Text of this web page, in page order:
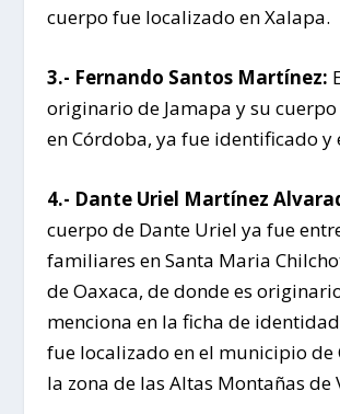
cuerpo fue localizado en Xalapa.
3.- Fernando Santos Martínez:
originario de Jamapa y su
en Córdoba, ya fue identificado y
4.- Dante Uriel Martínez
cuerpo de Dante Uriel ya fue
familiares en Santa Maria
de Oaxaca, de donde es
menciona en la ficha de
fue localizado en el municipio de
la zona de las Altas Montañas de